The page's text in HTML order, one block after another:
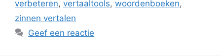
verbeteren, vertaaltools, woordenboeken,
zinnen vertalen
Geef een reactie